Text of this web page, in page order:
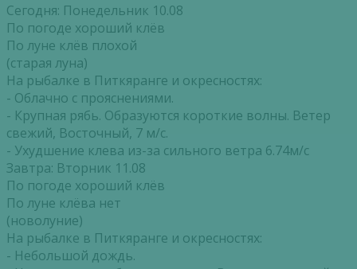
Сегодня: Понедельник 10.08
По погоде хороший клёв
По луне клёв плохой
(старая луна)
На рыбалке в Питкяранге и окресностях:
- Облачно с прояснениями.
- Крупная рябь. Образуются короткие волны. Ветер
свежий, Восточный, 7 м/с.
- Ухудшение клева из-за сильного ветра 6.74м/с
Завтра: Вторник 11.08
По погоде хороший клёв
По луне клёва нет
(новолуние)
На рыбалке в Питкяранге и окресностях:
- Небольшой дождь.